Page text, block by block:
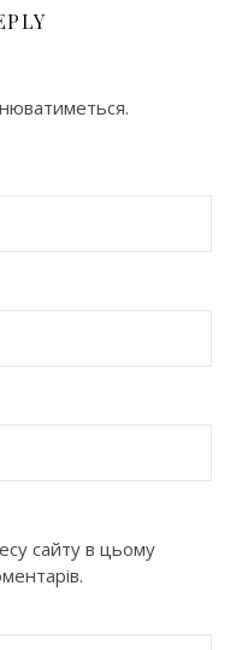
сайту в цьому